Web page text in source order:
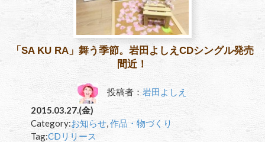
「SA KU RA」舞う季節。岩田よしえCDシングル発売
間近！
投稿者：岩田よしえ
2015.03.27.(金)
Category:お知らせ,作品・物づくり
Tag:CDリリース